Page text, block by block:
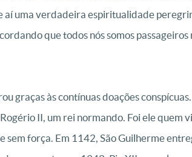
aí uma verdadeira espiritualidade
que todos nós somos passageiros
graças às contínuas doações
II, um rei normando. Foi ele quem
força. Em 1142, São Guilherme